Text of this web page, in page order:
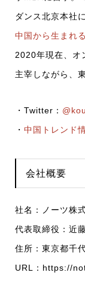
ダンス北京本社
中国から生まれ
2020年現在、オ
主宰しながら、
・Twitter：
・ 中国トレンド
会社概要
社名：ノーツ株
代表取締役：近
住所：東京都千
URL：https://